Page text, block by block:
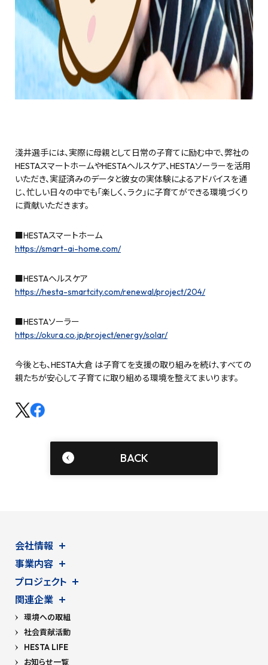
淺井選手には、実際に母親として日常の子育てに励む中で、弊社の
HESTAスマートホームやHESTAヘルスケア、HESTAソーラーを活用
いただき、実証済みのデータと彼女の実体験によるアドバイスを通
じ、忙しい日々の中でも「楽しく、ラク」に子育てができる環境づくり
に貢献いただきます。
■HESTAスマートホーム
https://smart-ai-home.com/
■HESTAヘルスケア
https://hesta-smartcity.com/renewal/project/204/
■HESTAソーラー
https://okura.co.jp/project/energy/solar/
今後とも、HESTA大倉 は子育てを支援の取り組みを続け、すべての
親たちが安心して子育てに取り組める環境を整えてまいります。
BACK
会社情報
事業内容
プロジェクト
関連企業
環境への取組
社会貢献活動
HESTA LIFE
お知らせ一覧